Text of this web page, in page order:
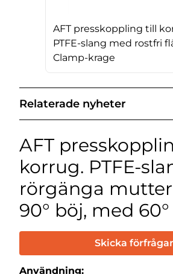
AFT presskoppling till
PTFE-slang med rostfri
Clamp-krage
Relaterade nyheter
AFT
korrug. PTFE-
rörgänga
90° böj, med
Skicka
Användning: